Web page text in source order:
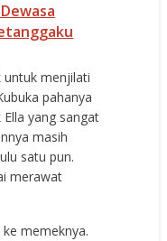
untuk menjilati
pahanya
yang sangat
masih
satu pun.
merawat
memeknya.